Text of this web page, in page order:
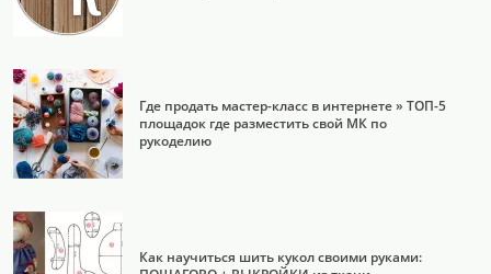
Где продать мастер-класс в интернете » ТОП-5
площадок где разместить свой МК по
рукоделию
Как научиться шить кукол своими руками: